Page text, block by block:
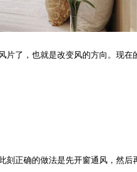
了，也就是改变风的方向。现在
正确的做法是先开窗通风，然后